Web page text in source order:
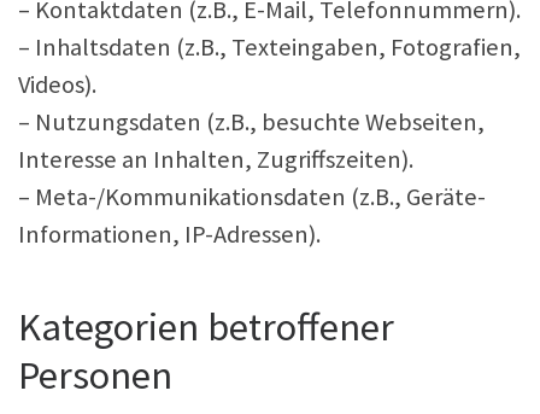
– Kontaktdaten (z.B., E-Mail, Telefonnummern).
– Inhaltsdaten (z.B., Texteingaben, Fotografien,
Videos).
– Nutzungsdaten (z.B., besuchte Webseiten,
Interesse an Inhalten, Zugriffszeiten).
– Meta-/Kommunikationsdaten (z.B., Geräte-
Informationen, IP-Adressen).
Kategorien betroffener
Personen